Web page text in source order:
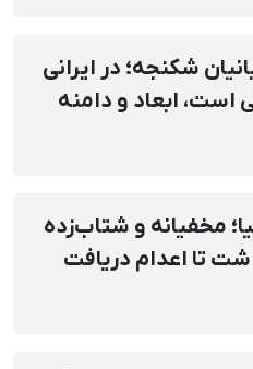
روز جهانی حمایت از قربانیان شکنجه؛ در ایرانی
است، ابعاد و دامنه
شده
مخفیانه و شتاب‌زده
از بازداشت تا اعدام دریافت